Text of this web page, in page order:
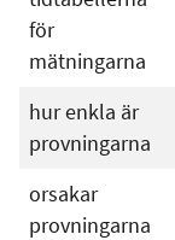
för
mätningarna
hur enkla är
provningarna
orsakar
provningarna